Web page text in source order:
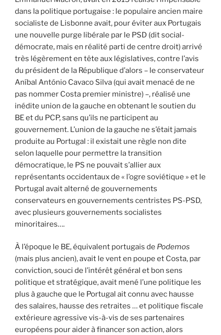
dans la politique portugaise : le populaire ancien maire
socialiste de Lisbonne avait, pour éviter aux Portugais
une nouvelle purge libérale par le PSD (dit social-
démocrate, mais en réalité parti de centre droit) arrivé
très légèrement en tête aux législatives, contre l’avis
du président de la République d’alors – le conservateur
Aníbal António Cavaco Silva (qui avait menacé de ne
pas nommer Costa premier ministre) –, réalisé une
inédite union de la gauche en obtenant le soutien du
BE et du PCP, sans qu’ils ne participent au
gouvernement. L’union de la gauche ne s’était jamais
produite au Portugal : il existait une règle non dite
selon laquelle pour permettre la transition
démocratique, le PS ne pouvait s’allier aux
représentants occidentaux de « l’ogre soviétique » et le
Portugal avait alterné de gouvernements
conservateurs en gouvernements centristes PS-PSD,
avec plusieurs gouvernements socialistes
minoritaires….
À l’époque le BE, équivalent portugais de Podemos
(mais plus ancien), avait le vent en poupe et Costa, par
conviction, souci de l’intérêt général et bon sens
politique et stratégique, avait mené l’une politique les
plus à gauche que le Portugal ait connu avec hausse
des salaires, hausse des retraites … et politique fiscale
extérieure agressive vis-à-vis de ses partenaires
européens pour aider à financer son action, alors